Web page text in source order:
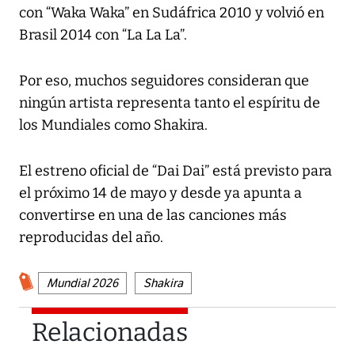
con “Waka Waka” en Sudáfrica 2010 y volvió en
Brasil 2014 con “La La La”.
Por eso, muchos seguidores consideran que
ningún artista representa tanto el espíritu de
los Mundiales como Shakira.
El estreno oficial de “Dai Dai” está previsto para
el próximo 14 de mayo y desde ya apunta a
convertirse en una de las canciones más
reproducidas del año.
Mundial 2026 Shakira
Relacionadas